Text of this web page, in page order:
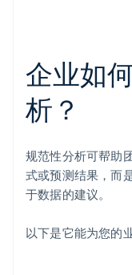
企业如
析？
规范性分析可帮助
式或预测结果，而
于数据的建议。
以下是它能为您的